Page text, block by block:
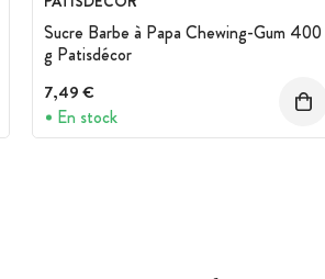
Sucre Barbe à Papa Chewing-Gum 400
g Patisdécor
7,49 €
En stock